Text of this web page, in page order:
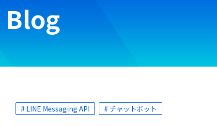
Blog
# LINE Messaging API # チャットボット